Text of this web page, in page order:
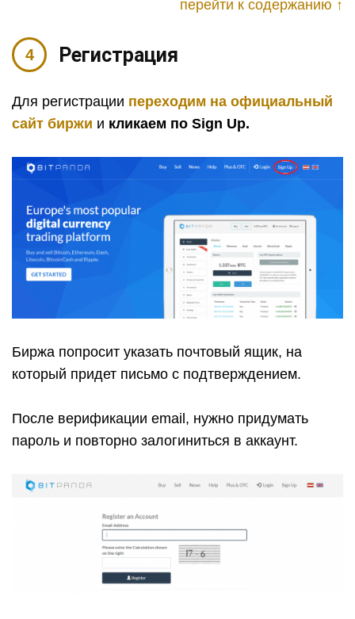
перейти к содержанию ↑
Регистрация
Для регистрации переходим на официальный
сайт биржи и кликаем по Sign Up.
Биржа попросит указать почтовый ящик, на
который придет письмо с подтверждением.
После верификации email, нужно придумать
пароль и повторно залогиниться в аккаунт.